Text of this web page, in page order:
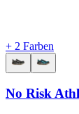
+ 2 Farben
No Risk